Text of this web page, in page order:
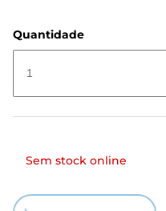
Quantidade
1
Sem stock online